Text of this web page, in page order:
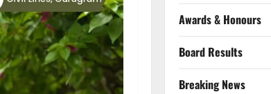
Awards & Honours
Board Results
Breaking News